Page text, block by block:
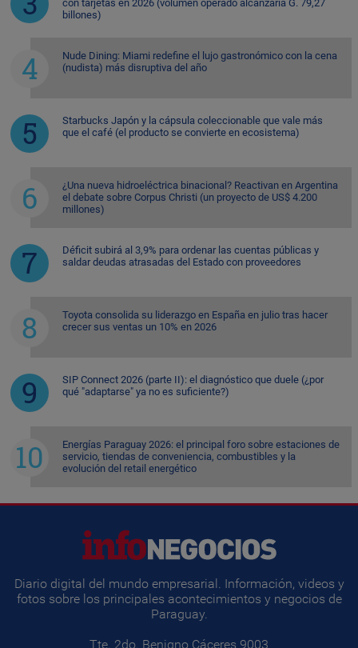
con tarjetas en 2026 (volumen operado alcanzaría G. 79,27
billones)
Nude Dining: Miami redefine el lujo gastronómico con la cena
(nudista) más disruptiva del año
Starbucks Japón y la cápsula coleccionable que vale más
que el café (el producto se convierte en ecosistema)
¿Una nueva hidroeléctrica binacional? Reactivan en Argentina
el debate sobre Corpus Christi (un proyecto de US$ 4.200
millones)
Déficit subirá al 3,9% para ordenar las cuentas públicas y
saldar deudas atrasadas del Estado con proveedores
Toyota consolida su liderazgo en España en julio tras hacer
crecer sus ventas un 10% en 2026
SIP Connect 2026 (parte II): el diagnóstico que duele (¿por
qué "adaptarse" ya no es suficiente?)
Energías Paraguay 2026: el principal foro sobre estaciones de
servicio, tiendas de conveniencia, combustibles y la
evolución del retail energético
Diario digital del mundo empresarial. Información, videos y
fotos sobre los principales acontecimientos y negocios de
Paraguay.
Tte. 2do. Benigno Cáceres 9003